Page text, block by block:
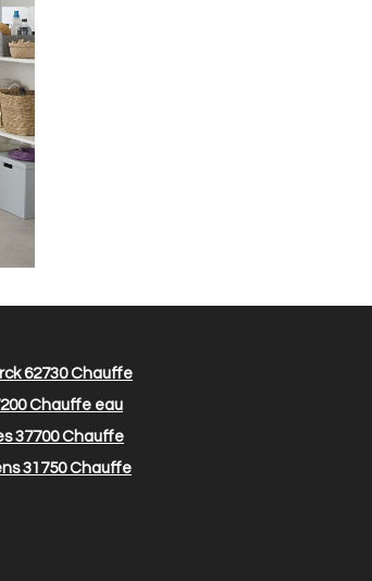
62730Chauffe
Chauffe eau
37700Chauffe
31750Chauffe